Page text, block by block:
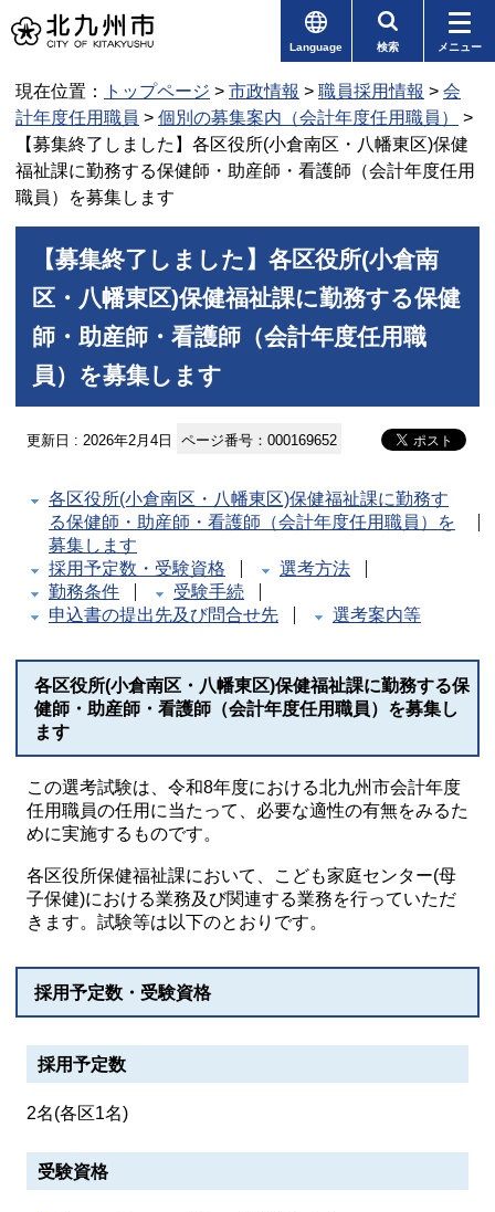
Language 検索 メニュー
現在位置： トップページ > 市政情報 > 職員採用情報 > 会
計年度任用職員 > 個別の募集案内（会計年度任用職員）
>
【募集終了しました】各区役所(小倉南区・八幡東区)保健
福祉課に勤務する保健師・助産師・看護師（会計年度任用
職員）を募集します
【募集終了しました】各区役所(小倉南
区・八幡東区)保健福祉課に勤務する保健
師・助産師・看護師（会計年度任用職
員）を募集します
更新日 : 2026年2月4日 ページ番号：000169652
各区役所(小倉南区・八幡東区)保健福祉課に勤務す
る保健師・助産師・看護師（会計年度任用職員）を
募集します
採用予定数・受験資格
選考方法
勤務条件
受験手続
申込書の提出先及び問合せ先
選考案内等
各区役所(小倉南区・八幡東区)保健福祉課に勤務する保
健師・助産師・看護師（会計年度任用職員）を募集し
ます
この選考試験は、令和8年度における北九州市会計年度
任用職員の任用に当たって、必要な適性の有無をみるた
めに実施するものです。
各区役所保健福祉課において、こども家庭センター(母
子保健)における業務及び関連する業務を行っていただ
きます。試験等は以下のとおりです。
採用予定数・受験資格
採用予定数
2名(各区1名)
受験資格